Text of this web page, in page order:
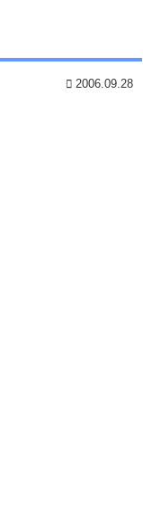
2006.09.28